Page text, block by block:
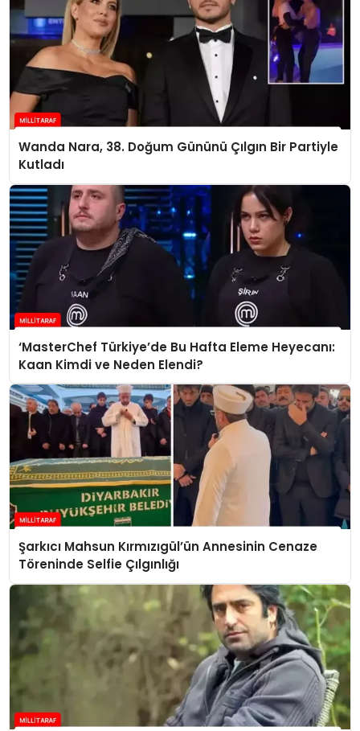
Wanda Nara, 38. Doğum Gününü Çılgın Bir Partiyle
Kutladı
‘MasterChef Türkiye’de Bu Hafta Eleme Heyecanı:
Kaan Kimdi ve Neden Elendi?
Şarkıcı Mahsun Kırmızıgül’ün Annesinin Cenaze
Töreninde Selfie Çılgınlığı